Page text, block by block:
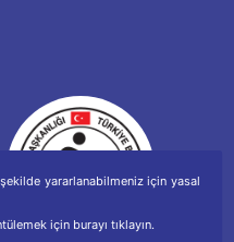
yararlanabilmeniz için yasal
için burayı tıklayın.